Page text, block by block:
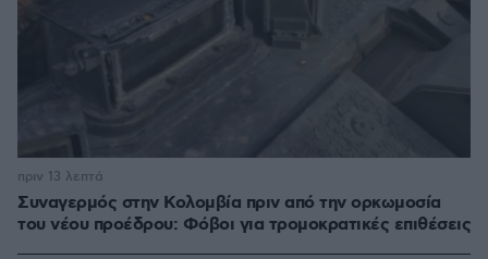
Συναγερμός στην Κολομβία πριν από την ορκωμοσία
του νέου προέδρου: Φόβοι για τρομοκρατικές επιθέσεις
πριν 13 λεπτά